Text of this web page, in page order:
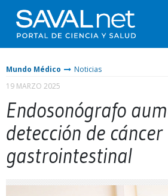
Mundo Médico
Noticias
19 MARZO 2025
Endosonógrafo
detección de cáncer
gastrointestinal